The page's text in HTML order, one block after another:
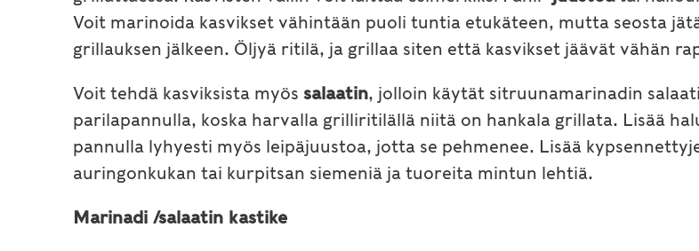
Voit marinoida kasvikset vähintään puoli tuntia etukäteen, mutta seosta
grillauksen jälkeen. Öljyä ritilä, ja grillaa siten että kasvikset jäävät vähän
Voit tehdä kasviksista myös salaatin, jolloin käytät sitruunamarinadin
parilapannulla, koska harvalla grilliritilällä niitä on hankala grillata. Lisää
pannulla lyhyesti myös leipäjuustoa, jotta se pehmenee. Lisää
auringonkukan tai kurpitsan siemeniä ja tuoreita mintun lehtiä.
Marinadi /salaatin kastike